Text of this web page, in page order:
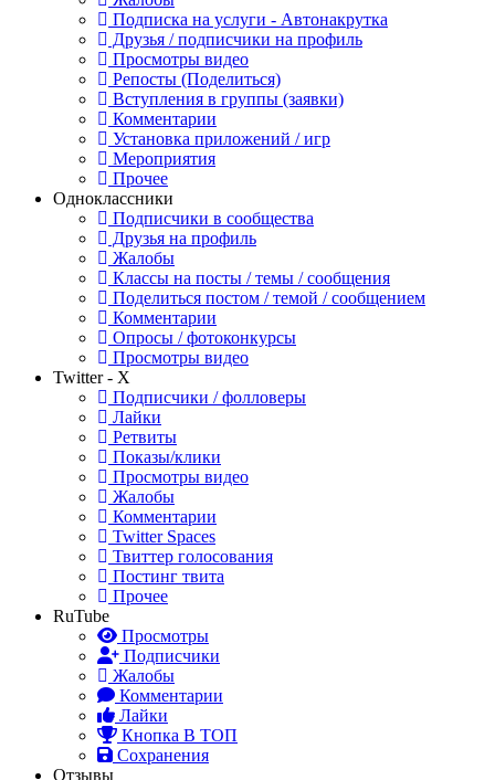
Подписка на услуги - Автонакрутка
Друзья / подписчики на профиль
Просмотры видео
Репосты (Поделиться)
Вступления в группы (заявки)
Комментарии
Установка приложений / игр
Мероприятия
Прочее
Одноклассники
Подписчики в сообщества
Друзья на профиль
Жалобы
Классы на посты / темы / сообщения
Поделиться постом / темой / сообщением
Комментарии
Опросы / фотоконкурсы
Просмотры видео
Twitter - X
Подписчики / фолловеры
Лайки
Ретвиты
Показы/клики
Просмотры видео
Жалобы
Комментарии
Twitter Spaces
Твиттер голосования
Постинг твита
Прочее
RuTube
Просмотры
Подписчики
Жалобы
Комментарии
Лайки
Кнопка В ТОП
Сохранения
Отзывы